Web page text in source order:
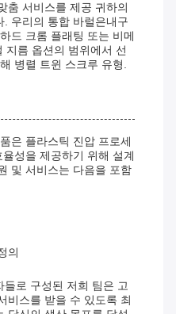
춤 서비스를 제공 귀하의
우리의 통합 바럴은내구
드 크롬 플래팅 또는 비메
지름 옵션의 범위에서 선
병렬 트윈 스크루 유형.
은 플라스틱 진압 프로세
성을 제공하기 위해 설계
및 서비스는 다음을 포함
의
로 구성된 저희 팀은 고
비스를 받을 수 있도록 최